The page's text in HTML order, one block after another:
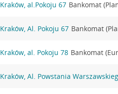
Kraków, al.Pokoju 67 Bankomat
Kraków, Al. Pokoju 67 Bankomat
Kraków, al. Pokoju 78 Bankomat
Kraków, Al. Powstania